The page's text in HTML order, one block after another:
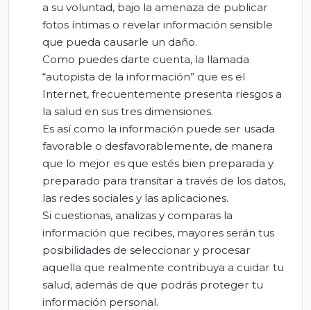
a su voluntad, bajo la amenaza de publicar
fotos íntimas o revelar información sensible
que pueda causarle un daño.
Como puedes darte cuenta, la llamada
“autopista de la información” que es el
Internet, frecuentemente presenta riesgos a
la salud en sus tres dimensiones.
Es así como la información puede ser usada
favorable o desfavorablemente, de manera
que lo mejor es que estés bien preparada y
preparado para transitar a través de los datos,
las redes sociales y las aplicaciones.
Si cuestionas, analizas y comparas la
información que recibes, mayores serán tus
posibilidades de seleccionar y procesar
aquella que realmente contribuya a cuidar tu
salud, además de que podrás proteger tu
información personal.